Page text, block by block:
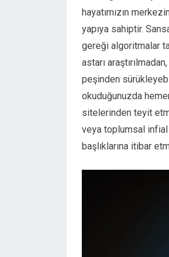
hayatımızın
yapıya sahiptir.
gereği algoritmalar
astarı
peşinden
okuduğunuzda
sitelerinden teyit
veya toplumsal
başlıklarına itibar